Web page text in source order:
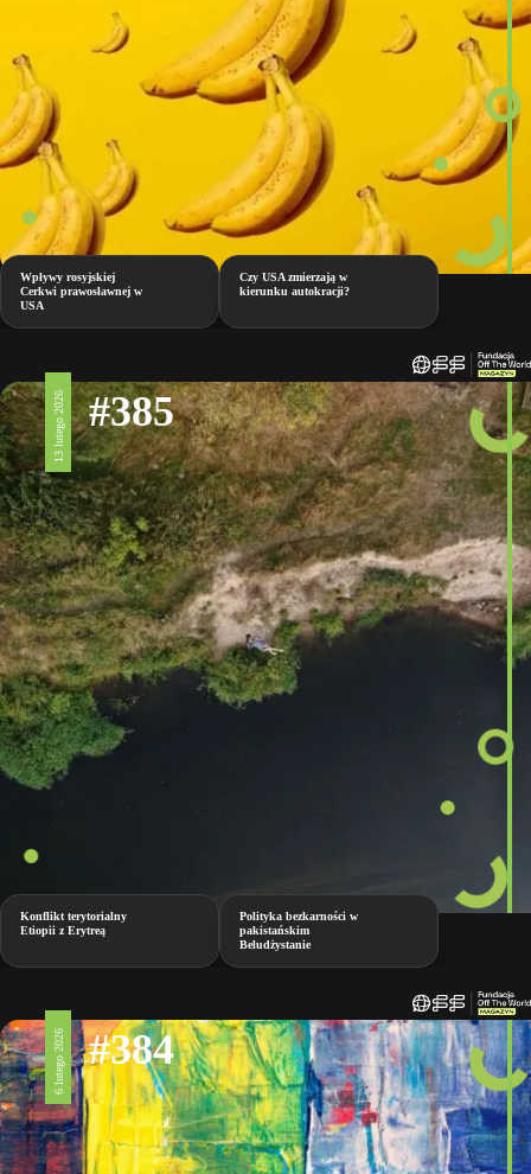
Wpływy rosyjskiej
Cerkwi prawosławnej w
USA
Czy USA zmierzają w
kierunku autokracji?
13 lutego 2026 #385
Konflikt terytorialny
Etiopii z Erytreą
Polityka bezkarności w
pakistańskim
Beludżystanie
6 lutego 2026 #384